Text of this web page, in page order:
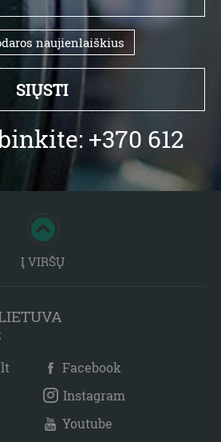
naujienlaiškius
+370 612
Į VIRŠŲ
Facebook
Instagram
Youtube